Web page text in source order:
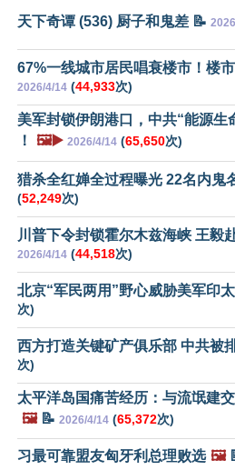
天下奇谭 (536) 厨子和鬼差 📝
67%一线城市居民唱衰楼市！楼
2026/4/14 (44,933次)
美军封锁伊朗港口，中共“能源生
！
🖼️▶️ 2026/4/14 (65,650次)
猎杀全红婵全过程曝光 22名内鬼
(52,249次)
川普下令封锁霍尔木兹海峡 王毅
2026/4/14 (44,518次)
北京“军民两用”野心威胁美军印
次)
西方打造关键矿产俱乐部 中共被
次)
太平洋岛国痛苦经历：与流氓建
🖼️📝 2026/4/14 (65,372次)
习最可靠盟友匈牙利总理败选 🖼️